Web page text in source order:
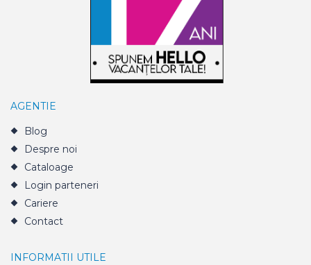
AGENTIE
Blog
Despre noi
Cataloage
Login parteneri
Cariere
Contact
INFORMATII UTILE